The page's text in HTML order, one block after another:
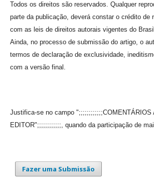
Todos os direitos são reservados. Qualquer
parte da publicação, deverá constar o crédito de
com as leis de direitos autorais vigentes do
Ainda, no processo de submissão do artigo, o
termos de declaração de exclusividade,
com a versão final.
Justifica-se no campo ";;;;;;;;;;;;COMENTÁRIOS
EDITOR";;;;;;;;;;;;, quando da participação de
Fazer uma Submissão